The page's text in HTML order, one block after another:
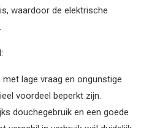
waardoor de elektrische
lage vraag en ongunstige
voordeel beperkt zijn.
douchegebruik en een goede